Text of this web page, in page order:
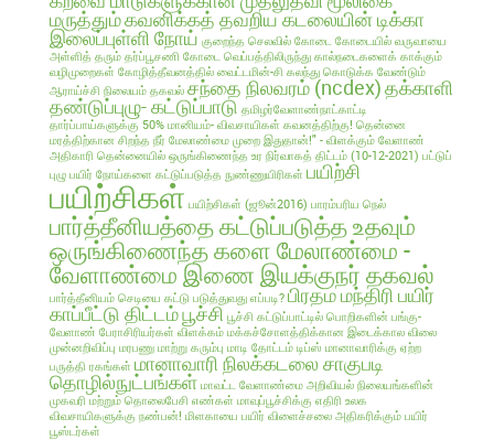
மருத்தும்கவனிக்கத் தவறிய கடலையின் டிக்கா
இலைப்புள்ளி நோய் குறைந்த செலவில் கோடை கோடையில் வருவாயை
அள்ளித் தரும் தர்ப்பூசணி கோடை வெப்பத்திலிருந்து கால்நடைகளைக் காக்கும்
வழிமுறைகள் கோழித்தீவனத்தில் வைட்டமின்-சி கலந்து கொடுக்க வேண்டும்
ஆராய்ச்சி நிலையம் தகவல் சந்தை நிலவரம் (ncdex)தக்காளி
தண்டுப்புழு- கட்டுப்பாடு தமிழர்வேளாண்நாட்காட்டி
தார்ப்பாய்களுக்கு 50% மானியம்- விவசாயிகள் கவனத்திற்கு! தென்னை
மரத்திற்கான சிறந்த நீர் மேலாண்மை முறை இதுதான்!" - விளக்கும் வேளாண்
அதிகாரி தென்னையில் ஒருங்கிணைந்த உர நிர்வாகத் திட்டம் (10-12-2021) பட்டுப்
புழு பயிர் நோய்களை கட்டுப்படுத்த நுண்ணுயிரிகள் பயிற்சி
பயிற்சிகள் பயிற்சிகள் (ஜூன்2016) பாரம்பரிய நெல்
பார்த்தீனியத்தை கட்டுப்படுத்த உதவும்
ஒருங்கிணைந்த களை மேலாண்மை -
வேளாண்மை இணை இயக்குநர் தகவல்
பார்த்தீனியம் செடியை கட்டு படுத்துவது எப்படி? பிரதம மந்திரி பயிர்
காப்பீட்டு திட்டம்பூச்சி பூச்சி கட்டுப்பாட்டில் பொறிகளின் பங்கு-
வேளாண் பேராசிரியர்கள் விளக்கம் மக்கச்சோளத்திக்கான இடைக்கால விலை
முன்னறிவிப்பு மரபணு மாற்று கரும்பு மாடி தோட்டம் டிப்ஸ் மானாவாரிக்கு ஏற்ற
பருத்தி ரகங்கள் மானாவாரி நிலக்கடலை சாகுபடி
தொழில்நுட்பங்கள் மாவட்ட வேளாண்மை அறிவியல் நிலையங்களின்
முகவரி மற்றும் தொலைபேசி எண்கள் மாவுப்பூச்சிக்கு எதிரி உலக
விவசாயிகளுக்கு நண்பன்! மிளகாயை பயிர் விளைச்சலை அதிகரிக்கும் பயிர்
பூஸ்டர்கள்